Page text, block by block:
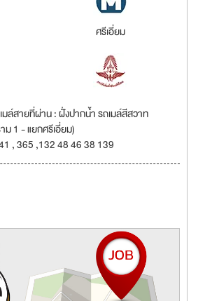
ศรีเอี่ยม
มล์สายที่ผ่าน : ฝั่งปากน้ำ รถเมล์สีสวาท
ม 1 - แยกศรีเอี่ยม)
, 365 ,132 48 46 38 139